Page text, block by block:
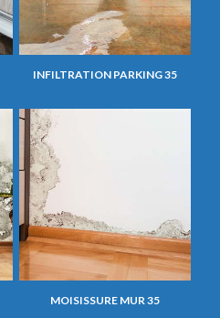
INFILTRATION PARKING 35
MOISISSURE MUR 35